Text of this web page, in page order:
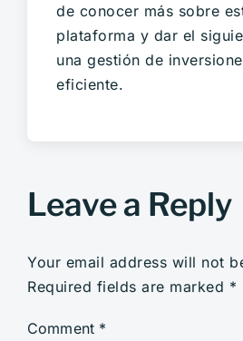
de conocer más sobre
plataforma y dar el
una gestión de
eficiente.
Leave a Reply
Your email address will not
Required fields are marked *
Comment *